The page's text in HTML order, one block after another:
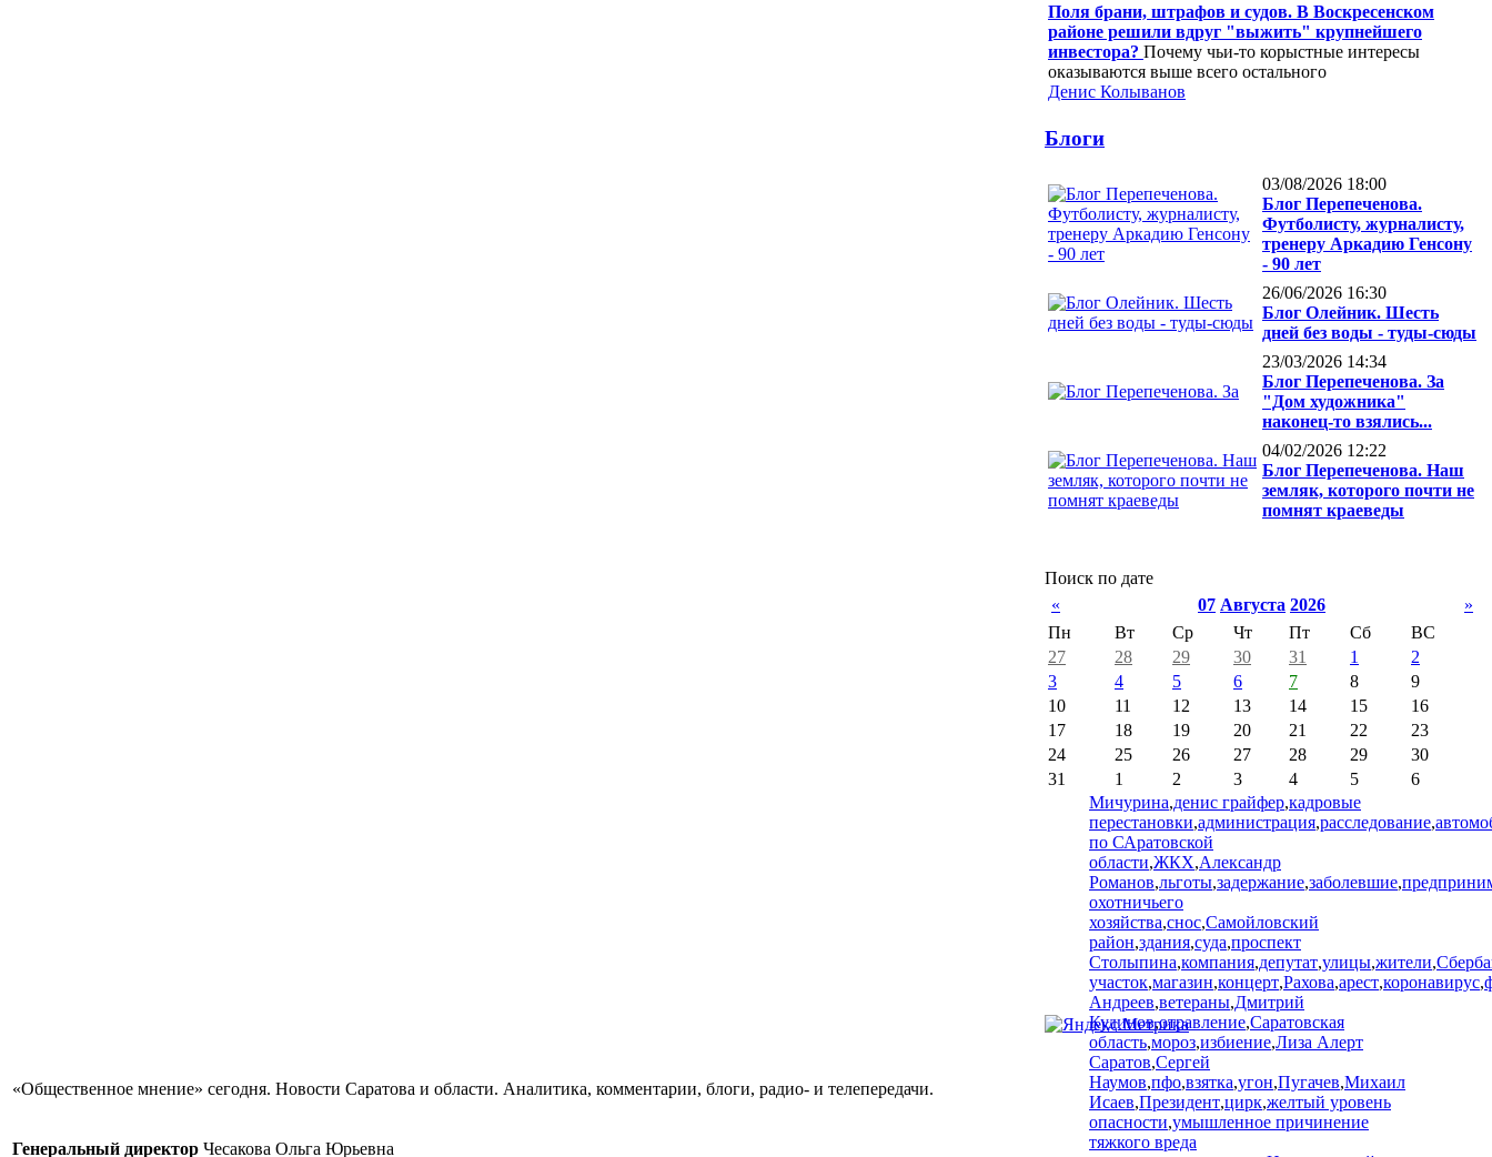
Поля брани, штрафов и судов. В Воскресенском
районе решили вдруг "выжить" крупнейшего
инвестора? Почему чьи-то корыстные интересы
оказываются выше всего остального
Денис Колыванов
Блоги
03/08/2026 18:00
Блог Перепеченова.
Футболисту, журналисту,
тренеру Аркадию Генсону
- 90 лет
26/06/2026 16:30
Блог Олейник. Шесть
дней без воды - туды-сюды
23/03/2026 14:34
Блог Перепеченова. За
"Дом художника"
наконец-то взялись...
04/02/2026 12:22
Блог Перепеченова. Наш
земляк, которого почти не
помнят краеведы
Поиск по дате
«
07 Августа 2026
»
Пн
Вт Ср Чт Пт Сб
ВС
27
28 29 30 31 1
2
3
4 5 6 7 8
9
10
11 12 13 14 15
16
17
18 19 20 21 22
23
24
25 26 27 28 29
30
31
1 2 3 4 5
6
Мичурина,денис грайфер,кадровые
перестановки,администрация,расследование,
по САратовской
области,ЖКХ,Александр
Романов,льготы,задержание,заболевшие,
охотничьего
хозяйства,снос,Самойловский
район,здания,суда,проспект
Столыпина,компания,депутат,улицы,жители,
участок,магазин,концерт,Рахова,арест,коронавирус,
Андреев,ветераны,Дмитрий
Кудинов,отравление,Саратовская
область,мороз,избиение,Лиза Алерт
Саратов,Сергей
Наумов,пфо,взятка,угон,Пугачев,Михаил
Исаев,Президент,цирк,желтый уровень
опасности,умышленное причинение
тяжкого вреда
«Общественное мнение» сегодня. Новости Саратова и области. Аналитика, комментарии, блоги, радио- и телепередачи.
Генеральный директор Чесакова Ольга Юрьевна